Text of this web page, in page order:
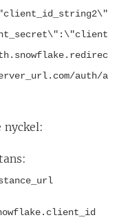
auth/a
nyckel: